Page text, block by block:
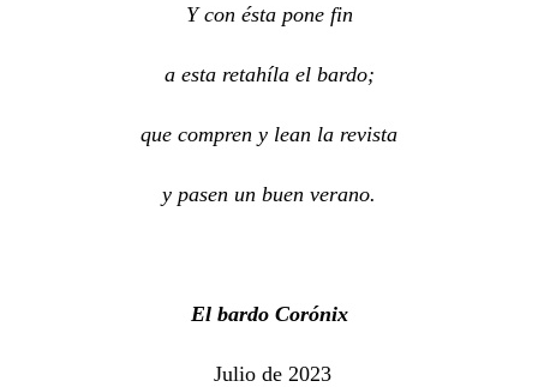
Y con ésta pone fin
a esta retahíla el bardo;
que compren y lean la revista
y pasen un buen verano.
El bardo Corónix
Julio de 2023